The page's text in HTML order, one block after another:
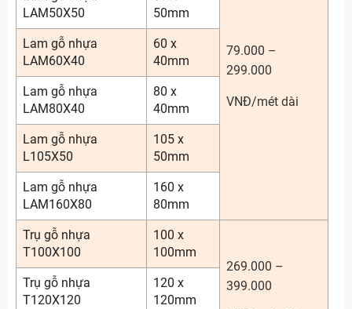
79.000 –
299.000
VNĐ/mét dài
LAM50X50
50mm
Lam gỗ nhựa
LAM60X40
60 x
40mm
Lam gỗ nhựa
LAM80X40
80 x
40mm
Lam gỗ nhựa
L105X50
105 x
50mm
Lam gỗ nhựa
LAM160X80
160 x
80mm
Trụ gỗ nhựa
T100X100
100 x
100mm
269.000 –
399.000
Trụ gỗ nhựa
T120X120
120 x
120mm